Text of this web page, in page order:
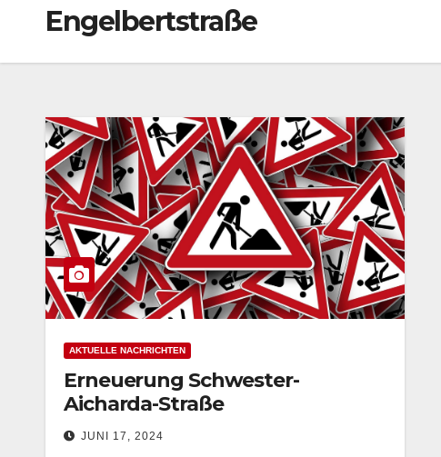
Engelbertstraße
AKTUELLE NACHRICHTEN
Erneuerung Schwester-
Aicharda-Straße
zwischen Lange Wende und
JUNI 17, 2024